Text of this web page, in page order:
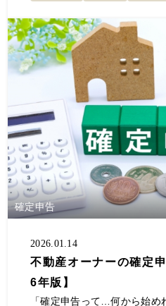
確定申告
2026.01.14
不動産オーナーの確定
6年版】
「確定申告って…何から始め